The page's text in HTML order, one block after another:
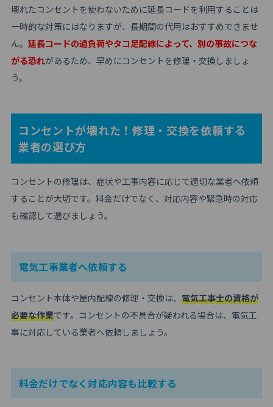
壊れたコンセントを使わないために延長コードを利用することは
一時的な対策にはなりますが、長期間の代用はおすすめできませ
ん。 延長コードの過負荷やタコ足配線によって、別の事故につな
がる恐れがあるため、早めにコンセントを修理・交換しましょ
う。
コンセントが壊れた！修理・交換を依頼する
業者の選び方
コンセントの修理は、症状や工事内容に応じて適切な業者へ依頼
することが大切です。料金だけでなく、対応内容や緊急時の対応
も確認して選びましょう。
電気工事業者へ依頼する
コンセント本体や屋内配線の修理・交換は、 電気工事士の資格が
必要な作業です。コンセントの不具合が疑われる場合は、電気工
事に対応している業者へ依頼しましょう。
料金だけでなく対応内容も比較する